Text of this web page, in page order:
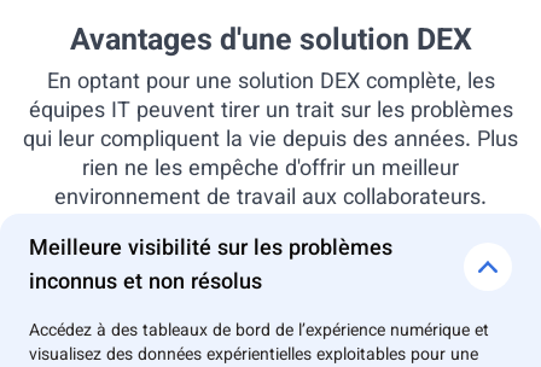
Avantages d'une solution DEX
En optant pour une solution DEX complète, les
équipes IT peuvent tirer un trait sur les problèmes
qui leur compliquent la vie depuis des années. Plus
rien ne les empêche d'offrir ⁠un meilleur
environnement de travail aux collaborateurs.
Meilleure visibilité sur les problèmes
inconnus et non résolus
Accédez à des tableaux de bord de l’expérience numérique et
visualisez des données expérientielles exploitables pour une